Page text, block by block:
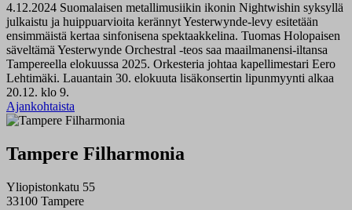
4.12.2024 Suomalaisen metallimusiikin ikonin Nightwishin syksyllä
julkaistu ja huippuarvioita kerännyt Yesterwynde-levy esitetään
ensimmäistä kertaa sinfonisena spektaakkelina. Tuomas Holopaisen
säveltämä Yesterwynde Orchestral -teos saa maailmanensi-iltansa
Tampereella elokuussa 2025. Orkesteria johtaa kapellimestari Eero
Lehtimäki. Lauantain 30. elokuuta lisäkonsertin lipunmyynti alkaa
20.12. klo 9.
Ajankohtaista
Tampere Filharmonia
Yliopistonkatu 55
33100 Tampere